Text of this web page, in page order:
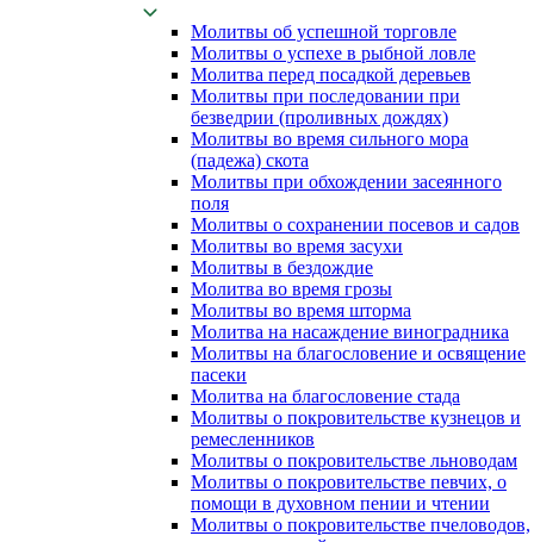
Молитвы об успешной торговле
Молитвы о успехе в рыбной ловле
Молитва перед посадкой деревьев
Молитвы при последовании при
безведрии (проливных дождях)
Молитвы во время сильного мора
(падежа) скота
Молитвы при обхождении засеянного
поля
Молитвы о сохранении посевов и садов
Молитвы во время засухи
Молитвы в бездождие
Молитва во время грозы
Молитвы во время шторма
Молитва на насаждение виноградника
Молитвы на благословение и освящение
пасеки
Молитва на благословение стада
Молитвы о покровительстве кузнецов и
ремесленников
Молитвы о покровительстве льноводам
Молитвы о покровительстве певчих, о
помощи в духовном пении и чтении
Молитвы о покровительстве пчеловодов,